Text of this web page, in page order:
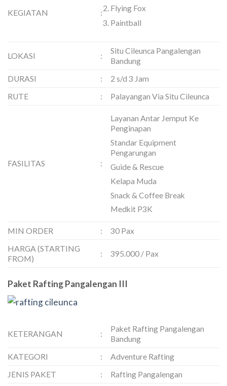
KEGIATAN :
Flying Fox
Paintball
LOKASI :
Situ Cileunca Pangalengan
Bandung
DURASI
:
2 s/d 3 Jam
RUTE
: Palayangan Via Situ Cileunca
FASILITAS :
Layanan Antar Jemput Ke
Penginapan
Standar Equipment
Pengarungan
Guide & Rescue
Kelapa Muda
Snack & Coffee Break
Medkit P3K
MIN ORDER :
30 Pax
HARGA (STARTING
FROM)
: 395.000 / Pax
Paket Rafting Pangalengan III
KETERANGAN :
Paket Rafting Pangalengan
Bandung
KATEGORI
:
Adventure Rafting
JENIS PAKET
: Rafting Pangalengan